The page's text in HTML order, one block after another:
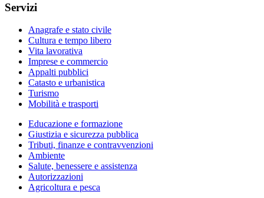
Servizi
Anagrafe e stato civile
Cultura e tempo libero
Vita lavorativa
Imprese e commercio
Appalti pubblici
Catasto e urbanistica
Turismo
Mobilità e trasporti
Educazione e formazione
Giustizia e sicurezza pubblica
Tributi, finanze e contravvenzioni
Ambiente
Salute, benessere e assistenza
Autorizzazioni
Agricoltura e pesca